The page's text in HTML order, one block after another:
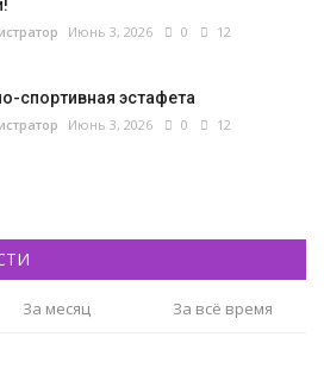
Июнь 3, 2026 0 12
спортивная эстафета
Июнь 3, 2026 0 12
За месяц За всё время